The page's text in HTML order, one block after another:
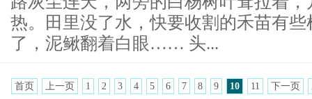
热。田里没了水，快要收割的禾苗有
了，泥鳅翻着白眼…… 头...
首页 上一页 1 2 3 4 5 6 7 8 9 10 11 下一页